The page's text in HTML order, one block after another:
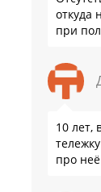
откуда
при
10 лет,
про неё